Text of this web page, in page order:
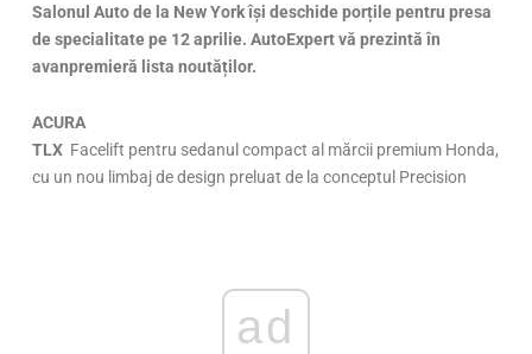
Salonul Auto de la New York își deschide porțile pentru presa
de specialitate pe 12 aprilie. AutoExpert vă prezintă în
avanpremieră lista noutăților.
ACURA
TLX Facelift pentru sedanul compact al mărcii premium Honda,
cu un nou limbaj de design preluat de la conceptul Precision
ad